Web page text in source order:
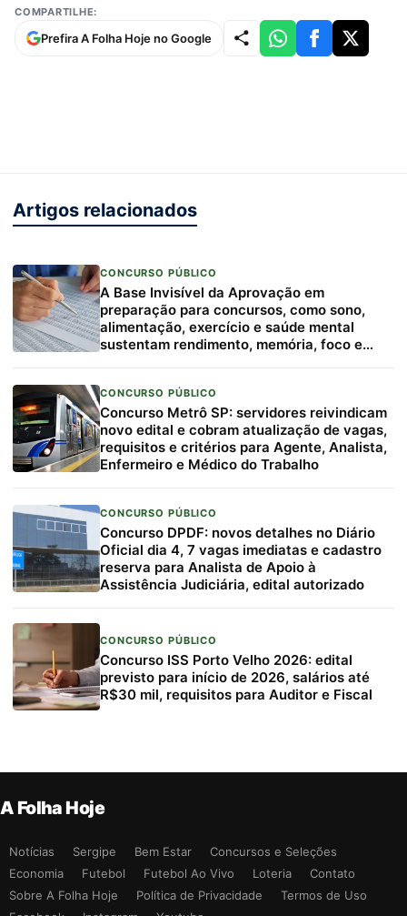
COMPARTILHE:
Prefira A Folha Hoje no Google
Artigos relacionados
CONCURSO PÚBLICO
A Base Invisível da Aprovação em
preparação para concursos, como sono,
alimentação, exercício e saúde mental
sustentam rendimento, memória, foco e
CONCURSO PÚBLICO
Concurso Metrô SP: servidores reivindicam
novo edital e cobram atualização de vagas,
requisitos e critérios para Agente, Analista,
Enfermeiro e Médico do Trabalho
CONCURSO PÚBLICO
Concurso DPDF: novos detalhes no Diário
Oficial dia 4, 7 vagas imediatas e cadastro
reserva para Analista de Apoio à
Assistência Judiciária, edital autorizado
CONCURSO PÚBLICO
Concurso ISS Porto Velho 2026: edital
previsto para início de 2026, salários até
R$30 mil, requisitos para Auditor e Fiscal
A Folha Hoje
Notícias Sergipe Bem Estar
Concursos e Seleções
Economia
Futebol Futebol Ao Vivo Loteria
Contato
Sobre A Folha Hoje
Política de Privacidade
Termos de Uso